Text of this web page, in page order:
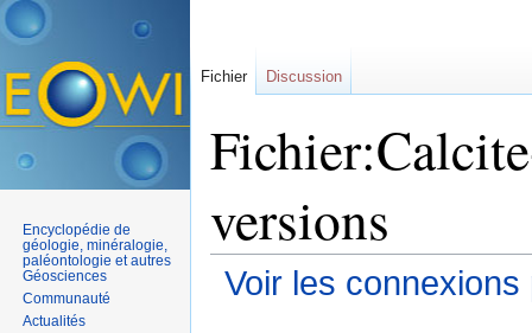
versions
Voir les
Fichier Discussion
Encyclopédie de
géologie, minéralogie,
paléontologie et autres
Géosciences
Communauté
Actualités